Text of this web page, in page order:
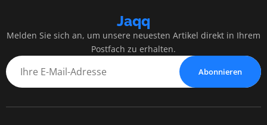
Jaqq
Melden Sie sich an, um unsere neuesten Artikel direkt in Ihrem
Postfach zu erhalten.
Abonnieren